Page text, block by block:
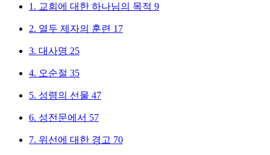
1. 교회에 대한 하나님의 목적 9
2. 열두 제자의 훈련 17
3. 대사명 25
4. 오순절 35
5. 성령의 선물 47
6. 성전문에서 57
7. 위선에 대한 경고 70